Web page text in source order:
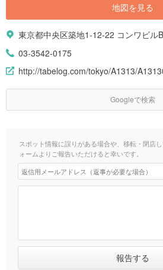
地図を見る
東京都中央区築地1-12-22 コンワビル
03-3542-0175
http://tabelog.com/tokyo/A1313/
Googleで検索
スポット情報に誤りがある場合や、移転・閉店
ォームよりご報告いただけると幸いです。